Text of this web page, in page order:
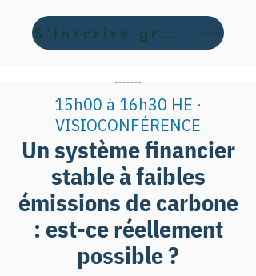
S'inscrire gratuitement ici
15h00 à 16h30 HE ·
VISIOCONFÉRENCE
Un système financier
stable à faibles
émissions de carbone
: est-ce réellement
possible ?